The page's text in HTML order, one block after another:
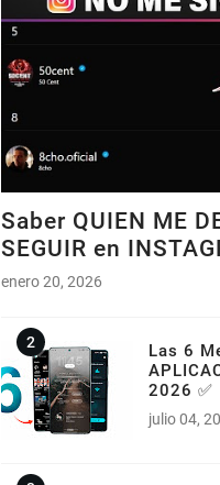
Saber QUIEN ME
SEGUIR en
enero 20, 2026
Las 6
2026 ✅
julio 04,